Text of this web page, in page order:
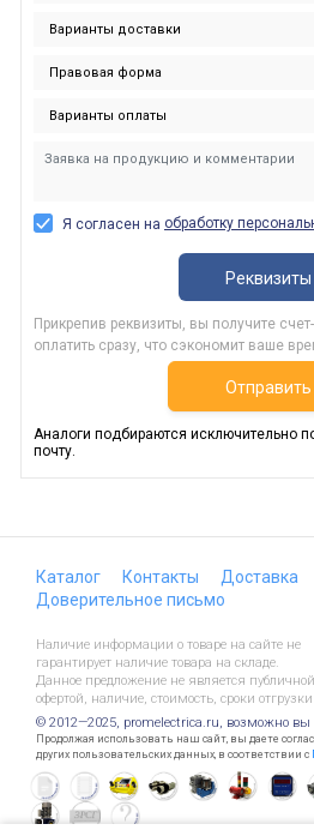
Я согласен на обработку
Реквизиты
Прикрепив реквизиты, вы получите
оплатить сразу, что сэкономит ваше
Отправить
Аналоги подбираются исключительно
почту.
Каталог Контакты Доставка
Доверительное письмо
Наличие информации о товаре на сайте не
гарантирует наличие товара на складе.
Данное предложение не является публичной
офертой, наличие, стоимость, сроки
© 2012—2025, promelectrica.ru, возможно
Продолжая использовать наш сайт, вы даете
других пользовательских данных, в соответствии с